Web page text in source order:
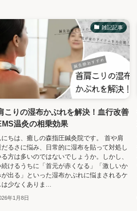
雑記記事
こりの湿布かぶれを解決！血行改善
温灸の相乗効果
にちは、癒しの森指圧鍼灸院です。 首や肩
だるさに悩み、日常的に湿布を貼って対処し
る方は多いのではないでしょうか。しかし、
続けるうちに「首元が赤くなる」「激しいか
が出る」といった湿布かぶれに悩まされるケ
少なくありま...
年1月8日